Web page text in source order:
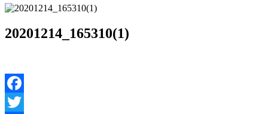
20201214_165310(1)
Facebook